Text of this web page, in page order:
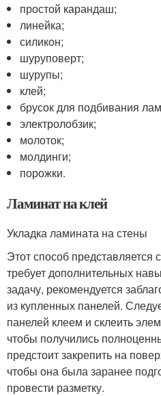
простой карандаш;
линейка;
силикон;
шуруповерт;
шурупы;
клей;
брусок для подбивания
электролобзик;
молоток;
молдинги;
порожки.
Ламинат на клей
Укладка ламината на стены
Этот способ
требует дополнительных
задачу, рекомендуется
из купленных панелей.
панелей клеем и склеить
чтобы получились
предстоит закрепить на
чтобы она была заранее
провести разметку.